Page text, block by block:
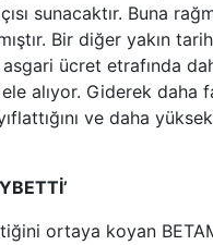
sunacaktır. Buna
Bir diğer yakın
ücret etrafında
alıyor. Giderek daha
ve daha
ortaya koyan